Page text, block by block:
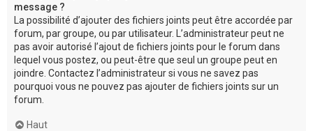
message ?
La possibilité d’ajouter des fichiers joints peut être accordée par
forum, par groupe, ou par utilisateur. L’administrateur peut ne
pas avoir autorisé l’ajout de fichiers joints pour le forum dans
lequel vous postez, ou peut-être que seul un groupe peut en
joindre. Contactez l’administrateur si vous ne savez pas
pourquoi vous ne pouvez pas ajouter de fichiers joints sur un
forum.
Haut